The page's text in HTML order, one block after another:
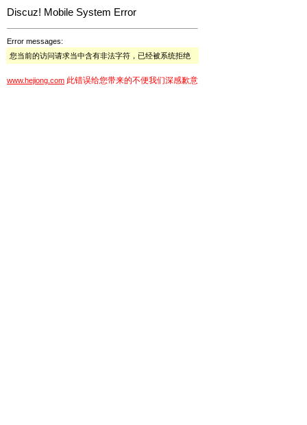
Discuz! Mobile System Error
Error messages:
您当前的访问请求当中含有非法字符，已经被系统拒绝
www.hejiong.com 此错误给您带来的不便我们深感歉意